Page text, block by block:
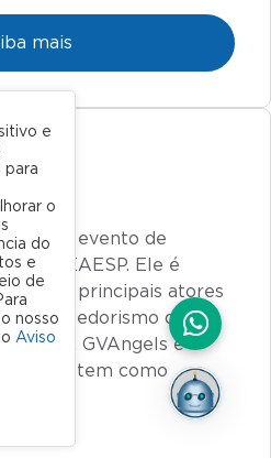
mais
o maior evento de
FGV EAESP. Ele é
pelos principais atores
da
LEFGV, GVAngels e
evento tem como
e
para
o
do
e
de
nosso
Aviso